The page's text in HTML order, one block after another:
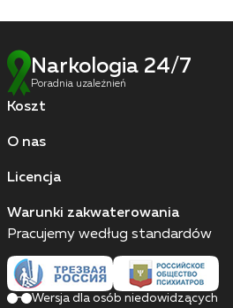
Narkologia 24/7
Poradnia uzależnień
Koszt
O nas
Licencja
Warunki zakwaterowania
Pracujemy według standardów
Wersja dla osób niedowidzących